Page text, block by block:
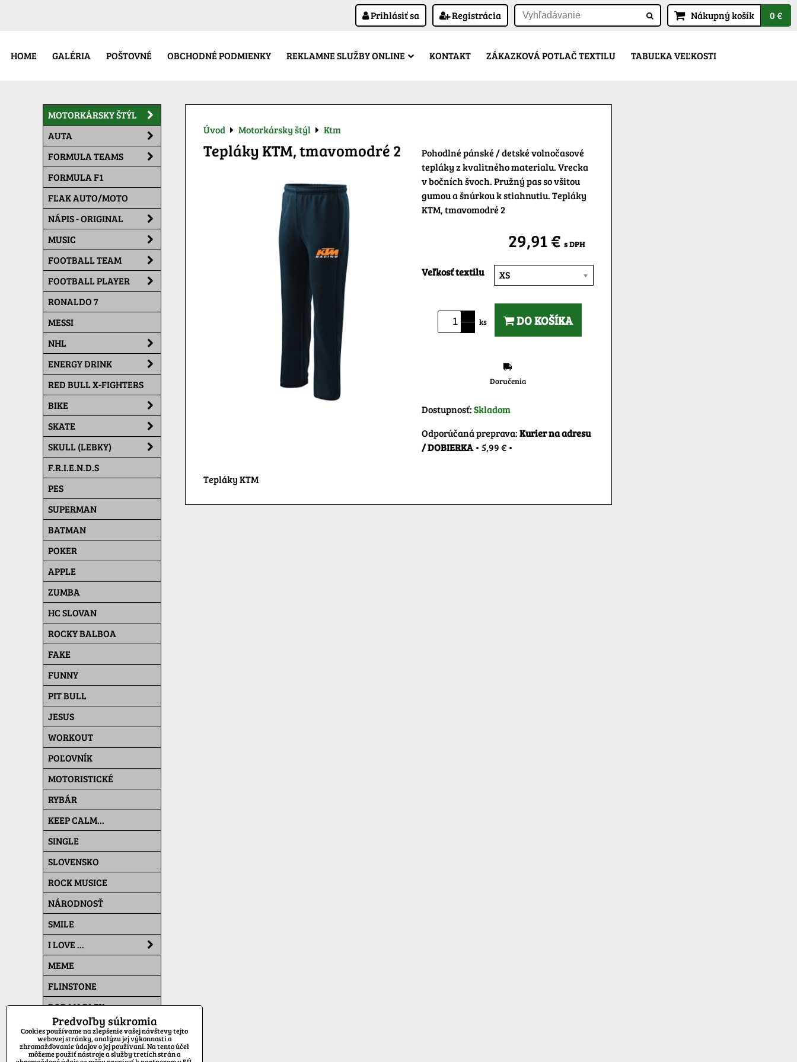
Prihlásiť sa Registrácia Nákupný košík 0 €
HOME GALÉRIA POŠTOVNÉ OBCHODNÉ PODMIENKY REKLAMNE SLUŽBY ONLINE KONTAKT ZÁKAZKOVÁ POTLAČ TEXTILU TABUĽKA VEĽKOSTI
Úvod Motorkársky štýl Ktm
Tepláky KTM, tmavomodré 2
Pohodlné pánské / detské volnočasové
tepláky z kvalitného materialu. Vrecka
v bočních švoch. Pružný pas so všitou
gumou a šnúrkou k stiahnutiu. Tepláky
KTM, tmavomodré 2
29,91 € s DPH
Veľkosť textilu XS
ks DO KOŠÍKA
Doručenia
Dostupnosť:Skladom
Kurier na adresu
/ DOBIERKA• 5,99 € •
Tepláky KTM
MOTORKÁRSKY ŠTÝL
AUTA
FORMULA TEAMS
FORMULA F1
FĽAK AUTO/MOTO
NÁPIS - ORIGINAL
MUSIC
FOOTBALL TEAM
FOOTBALL PLAYER
RONALDO 7
MESSI
NHL
ENERGY DRINK
RED BULL X-FIGHTERS
BIKE
SKATE
SKULL (LEBKY)
F.R.I.E.N.D.S
PES
SUPERMAN
BATMAN
POKER
APPLE
ZUMBA
HC SLOVAN
ROCKY BALBOA
FAKE
FUNNY
PIT BULL
JESUS
WORKOUT
POĽOVNÍK
MOTORISTICKÉ
RYBÁR
KEEP CALM...
SINGLE
SLOVENSKO
ROCK MUSICE
NÁRODNOSŤ
SMILE
I LOVE ...
MEME
FLINSTONE
BOB MARLEY
THE SIMPSONS
PAT A MAT
Predvoľby súkromia
Cookies používame na zlepšenie vašej návštevy tejto
webovej stránky, analýzu jej výkonnosti a
zhromažďovanie údajov o jej používaní. Na tento účel
môžeme použiť nástroje a služby tretích strán a